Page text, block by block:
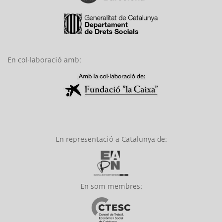
Link a Generalitat de Catalunya
En col·laboració amb:
En representació a Catalunya de:
Link a EAPN
En som membres:
Link a CTESC